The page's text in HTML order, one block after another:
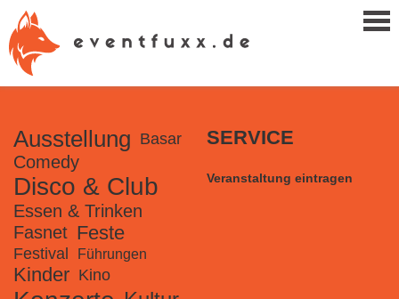
Ausstellung Basar
Comedy
Disco & Club
Essen & Trinken
Fasnet Feste
Festival Führungen
Kinder Kino
SERVICE
Veranstaltung eintragen